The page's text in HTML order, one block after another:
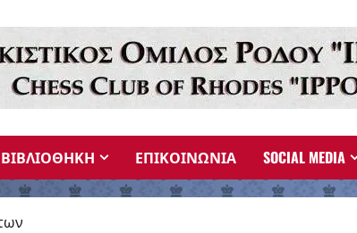
ΒΙΒΛΙΟΘΗΚΗ ΕΠΙΚΟΙΝΩΝΙΑ SOCIAL MEDIA